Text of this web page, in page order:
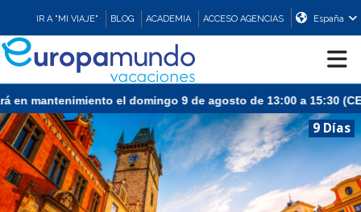
IR A "MI VIAJE" BLOG ACADEMIA ACCESO AGENCIAS España
CRUCEROS
EUROPA
el domingo 9 de agosto de 13:00 a 15:30 (CEST/
9 Días